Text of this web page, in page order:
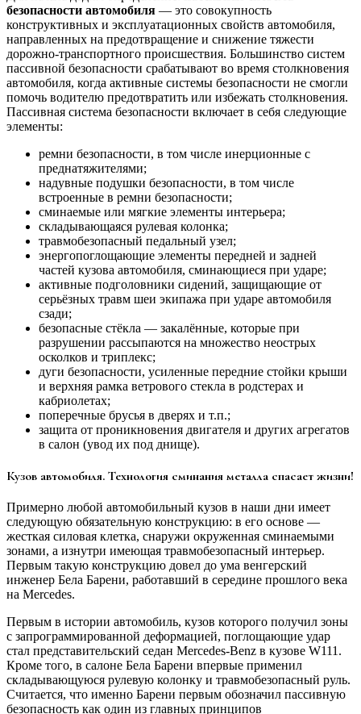
безопасности автомобиля — это совокупность
конструктивных и эксплуатационных свойств автомобиля,
направленных на предотвращение и снижение тяжести
дорожно-транспортного происшествия. Большинство систем
пассивной безопасности срабатывают во время столкновения
автомобиля, когда активные системы безопасности не смогли
помочь водителю предотвратить или избежать столкновения.
Пассивная система безопасности включает в себя следующие
элементы:
ремни безопасности, в том числе инерционные с
преднатяжителями;
надувные подушки безопасности, в том числе
встроенные в ремни безопасности;
сминаемые или мягкие элементы интерьера;
складывающаяся рулевая колонка;
травмобезопасный педальный узел;
энергопоглощающие элементы передней и задней
частей кузова автомобиля, сминающиеся при ударе;
активные подголовники сидений, защищающие от
серьёзных травм шеи экипажа при ударе автомобиля
сзади;
безопасные стёкла — закалённые, которые при
разрушении рассыпаются на множество неострых
осколков и триплекс;
дуги безопасности, усиленные передние стойки крыши
и верхняя рамка ветрового стекла в родстерах и
кабриолетах;
поперечные брусья в дверях и т.п.;
защита от проникновения двигателя и других агрегатов
в салон (увод их под днище).
Кузов автомобиля. Технология сминания металла спасает жизни!
Примерно любой автомобильный кузов в наши дни имеет
следующую обязательную конструкцию: в его основе —
жесткая силовая клетка, снаружи окруженная сминаемыми
зонами, а изнутри имеющая травмобезопасный интерьер.
Первым такую конструкцию довел до ума венгерский
инженер Бела Барени, работавший в середине прошлого века
на Mercedes.
Первым в истории автомобиль, кузов которого получил зоны
с запрограммированной деформацией, поглощающие удар
стал представительский седан Mercedes-Benz в кузове W111.
Кроме того, в салоне Бела Барени впервые применил
складывающуюся рулевую колонку и травмобезопасный руль.
Считается, что именно Барени первым обозначил пассивную
безопасность как один из главных принципов